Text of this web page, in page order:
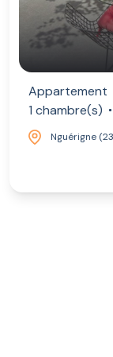
Appartement
1 chambre(s)
Nguérigne